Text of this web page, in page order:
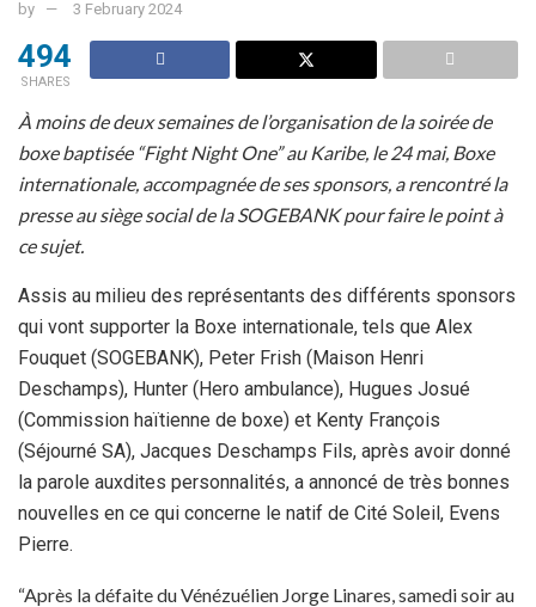
by 3 February 2024
494
SHARES
À moins de deux semaines de l’organisation de la soirée de
boxe baptisée “Fight Night One” au Karibe, le 24 mai, Boxe
internationale, accompagnée de ses sponsors, a rencontré la
presse au siège social de la SOGEBANK pour faire le point à
ce sujet.
Assis au milieu des représentants des différents sponsors
qui vont supporter la Boxe internationale, tels que Alex
Fouquet (SOGEBANK), Peter Frish (Maison Henri
Deschamps), Hunter (Hero ambulance), Hugues Josué
(Commission haïtienne de boxe) et Kenty François
(Séjourné SA), Jacques Deschamps Fils, après avoir donné
la parole auxdites personnalités, a annoncé de très bonnes
nouvelles en ce qui concerne le natif de Cité Soleil, Evens
Pierre.
“Après la défaite du Vénézuélien Jorge Linares, samedi soir au